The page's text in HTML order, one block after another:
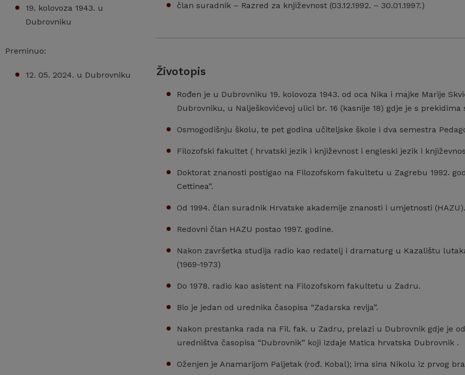
19. kolovoza 1943. u
Dubrovniku
Preminuo:
12. 05. 2024. u Dubrovniku
član suradnik – Razred za književnost (03.12.1992. – 30.01.1997.)
Životopis
Rođen je u Dubrovniku 19. kolovoza 1943. od oca Nika i majke Marije
Dubrovniku, u Nalješkovićevoj ulici br. 16 (kasnije 18) gdje je s prekidima
Osmogodišnju školu, te pet godina učiteljske škole i dva semestra
Filozofski fakultet ( hrvatski jezik i književnost i engleski jezik i
Doktorat znanosti postigao na Filozofskom fakultetu u Zagrebu 1992.
Cettinea”.
Od 1994. član suradnik Hrvatske akademije znanosti i umjetnosti (HAZU).
Redovni član HAZU postao 1997. godine.
Nakon završetka studija radio kao redatelj i dramaturg u Kazalištu
(1969-1973)
Do 1978. radio kao asistent na Filozofskom fakultetu u Zadru.
Bio je jedan od urednika časopisa “Zadarska revija”.
Nakon prestanka rada na Fil. fak. u Zadru, prelazi u Dubrovnik gdje je
uredništva časopisa “Dubrovnik” koji izdaje Matica hrvatska Dubrovnik .
Oženjen je Anamarijom Paljetak (rođ. Kobal); ima sina Nikolu iz prvog